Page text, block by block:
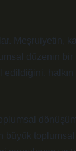
Meşruiyetin,
düzenin bir